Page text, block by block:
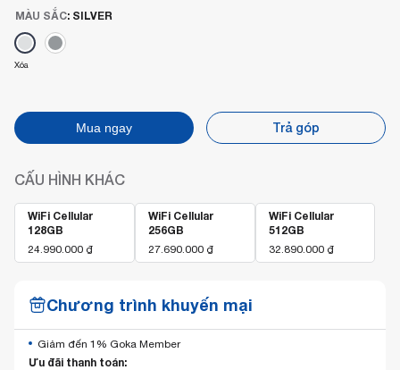
MÀU SẮC: SILVER
Xóa
Mua ngay Trả góp
CẤU HÌNH KHÁC
WiFi Cellular
128GB
24.990.000 ₫
WiFi Cellular
256GB
27.690.000 ₫
WiFi Cellular
512GB
32.890.000 ₫
Chương trình khuyến mại
Giảm đến 1% Goka Member
Ưu đãi thanh toán: